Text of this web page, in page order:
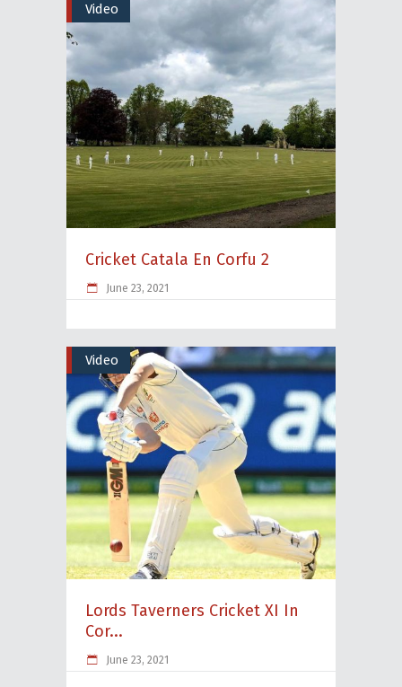
Video
Cricket Catala En Corfu 2
June 23, 2021
Video
Lords Taverners Cricket XI In
Cor...
June 23, 2021